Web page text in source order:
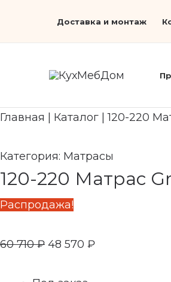
Доставка и монтаж
Главная Каталог |120-220
Категория: Матрасы
120-220 Матрас
Распродажа!
60 710₽
цена
60
48 570 ₽
цена:
570 ₽.